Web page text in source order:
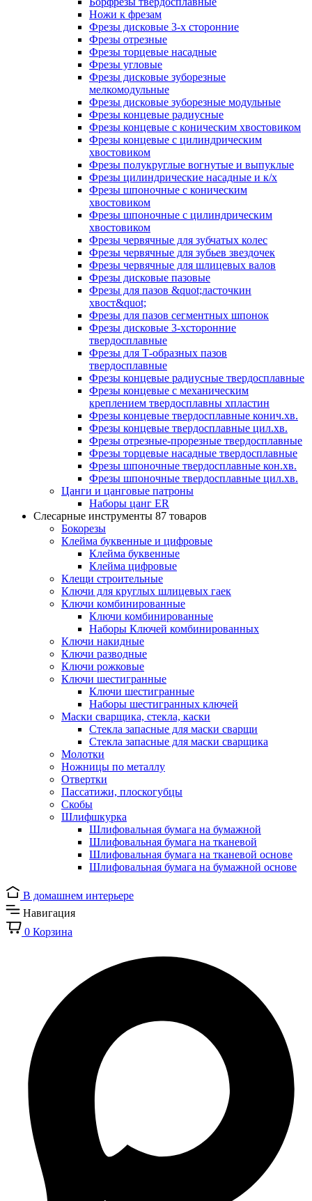
Ножи к фрезам
Фрезы дисковые 3-х сторонние
Фрезы отрезные
Фрезы торцевые насадные
Фрезы угловые
Фрезы дисковые зуборезные
мелкомодульные
Фрезы дисковые зуборезные модульные
Фрезы концевые радиусные
Фрезы концевые с коническим хвостовиком
Фрезы концевые с цилиндрическим
хвостовиком
Фрезы полукруглые вогнутые и выпуклые
Фрезы цилиндрические насадные и к/х
Фрезы шпоночные с коническим
хвостовиком
Фрезы шпоночные с цилиндрическим
хвостовиком
Фрезы червячные для зубчатых колес
Фрезы червячные для зубьев звездочек
Фрезы червячные для шлицевых валов
Фрезы дисковые пазовые
Фрезы для пазов &quot;ласточкин
хвост&quot;
Фрезы для пазов сегментных шпонок
Фрезы дисковые 3-хсторонние
твердосплавные
Фрезы для Т-образных пазов
твердосплавные
Фрезы концевые радиусные твердосплавные
Фрезы концевые с механическим
креплением твердосплавны хпластин
Фрезы концевые твердосплавные конич.хв.
Фрезы концевые твердосплавные цил.хв.
Фрезы отрезные-прорезные твердосплавные
Фрезы торцевые насадные твердосплавные
Фрезы шпоночные твердосплавные кон.хв.
Фрезы шпоночные твердосплавные цил.хв.
Цанги и цанговые патроны
Наборы цанг ER
Слесарные инструменты 87 товаров
Бокорезы
Клейма буквенные и цифровые
Клейма буквенные
Клейма цифровые
Клещи строительные
Ключи для круглых шлицевых гаек
Ключи комбинированные
Ключи комбинированные
Наборы Ключей комбинированных
Ключи накидные
Ключи разводные
Ключи рожковые
Ключи шестигранные
Ключи шестигранные
Наборы шестигранных ключей
Маски сварщика, стекла, каски
Стекла запасные для маски сварщи
Стекла запасные для маски сварщика
Молотки
Ножницы по металлу
Отвертки
Пассатижи, плоскогубцы
Скобы
Шлифшкурка
Шлифовальная бумага на бумажной
Шлифовальная бумага на тканевой
Шлифовальная бумага на тканевой основе
Шлифовальная бумага на бумажной основе
В домашнем интерьере
Навигация
0 Корзина